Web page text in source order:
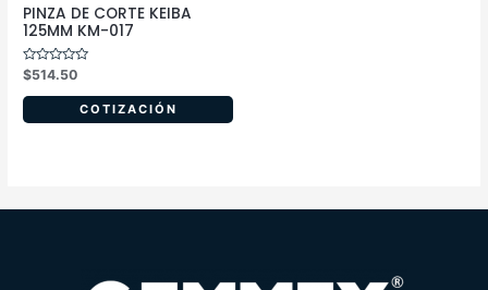
PINZA DE CORTE KEIBA
125MM KM-017
Valorado
en
0
5
$514.50
COTIZACIÓN